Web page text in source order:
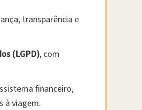
transparência e
(LGPD), com
financeiro,
à viagem.